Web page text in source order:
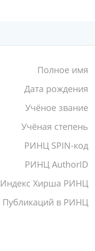
Полное имя
Дата рождения
Учёное звание
Учёная степень
РИНЦ SPIN-код
РИНЦ AuthorID
Индекс Хирша РИНЦ
Публикаций в РИНЦ